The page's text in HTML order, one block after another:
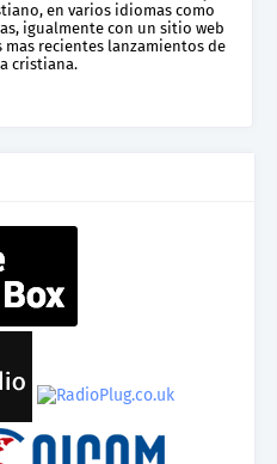
en varios idiomas como
igualmente con un sitio web
recientes lanzamientos de
cristiana.